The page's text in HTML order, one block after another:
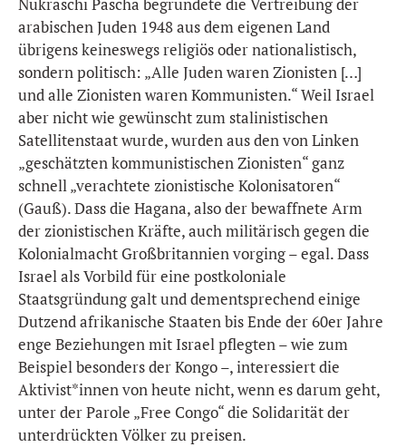
Nukraschi Pascha begründete die Vertreibung der
arabischen Juden 1948 aus dem eigenen Land
übrigens keineswegs religiös oder nationalistisch,
sondern politisch: „Alle Juden waren Zionisten […]
und alle Zionisten waren Kommunisten.“ Weil Israel
aber nicht wie gewünscht zum stalinistischen
Satellitenstaat wurde, wurden aus den von Linken
„geschätzten kommunistischen Zionisten“ ganz
schnell „verachtete zionistische Kolonisatoren“
(Gauß). Dass die Hagana, also der bewaffnete Arm
der zionistischen Kräfte, auch militärisch gegen die
Kolonialmacht Großbritannien vorging – egal. Dass
Israel als Vorbild für eine postkoloniale
Staatsgründung galt und dementsprechend einige
Dutzend afrikanische Staaten bis Ende der 60er Jahre
enge Beziehungen mit Israel pflegten – wie zum
Beispiel besonders der Kongo –, interessiert die
Aktivist*innen von heute nicht, wenn es darum geht,
unter der Parole „Free Congo“ die Solidarität der
unterdrückten Völker zu preisen.